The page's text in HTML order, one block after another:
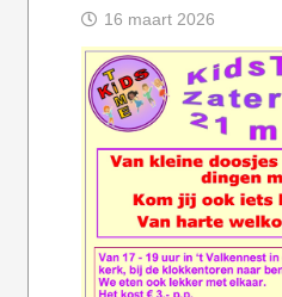
16 maart 2026